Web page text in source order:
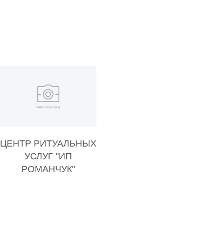
ЦЕНТР РИТУАЛЬНЫХ
УСЛУГ "ИП
РОМАНЧУК"